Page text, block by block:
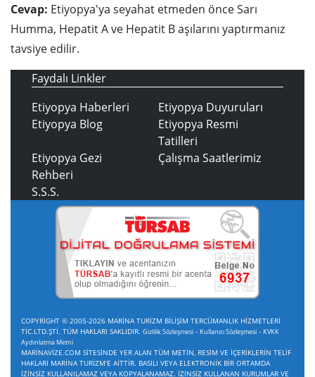
Cevap: Etiyopya'ya seyahat etmeden önce Sarı
Humma, Hepatit A ve Hepatit B aşılarını yaptırmanız
tavsiye edilir.
Faydalı Linkler
Etiyopya Haberleri
Etiyopya Duyuruları
Etiyopya Blog
Etiyopya Resmi
Tatilleri
Etiyopya Gezi
Rehberi
Çalışma Saatlerimiz
S.S.S.
COPYRİGHT © 2005-2026 MARİNA TURİZM BİLİŞİM TERCÜMANLIK HİZMETLERİ
TİC.LTD.ŞTİ. TÜM HAKLARI SAKLIDIR. Gizlilik Sözleşmesi - Kullanıcı Sözleşmesi - KVKK
Aydınlatma Metni
MARİNAVİZE.COM SİTESİNDE YER ALAN TÜM METİN, RESİM VE İÇERİKLERİN TELİF
HAKLARI MARİNA TURİZM'E AİTTİR. BASILI VEYA ELEKTRONİK BİR ORTAMDA
İZİNSİZ KULLANILAMAZ VEYA KOPYALANAMAZ. İZİNSİZ KULLANAN KURUMLAR VE